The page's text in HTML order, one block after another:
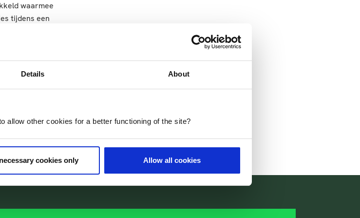
Details About
allow other cookies for a better functioning of the site?
cookies only Allow all cookies
waarmee
tijdens een
gebied zal
gemaakt
Op
bij het